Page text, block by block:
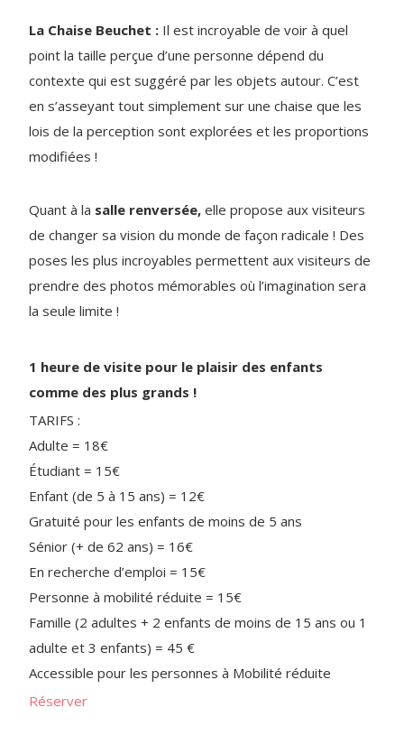
La Chaise Beuchet : Il est incroyable de voir à quel
point la taille perçue d’une personne dépend du
contexte qui est suggéré par les objets autour. C’est
en s’asseyant tout simplement sur une chaise que les
lois de la perception sont explorées et les proportions
modifiées !
Quant à la salle renversée, elle propose aux visiteurs
de changer sa vision du monde de façon radicale ! Des
poses les plus incroyables permettent aux visiteurs de
prendre des photos mémorables où l’imagination sera
la seule limite !
1 heure de visite pour le plaisir des enfants
comme des plus grands !
TARIFS :
Adulte = 18€
Étudiant = 15€
Enfant (de 5 à 15 ans) = 12€
Gratuité pour les enfants de moins de 5 ans
Sénior (+ de 62 ans) = 16€
En recherche d’emploi = 15€
Personne à mobilité réduite = 15€
Famille (2 adultes + 2 enfants de moins de 15 ans ou 1
adulte et 3 enfants) = 45 €
Accessible pour les personnes à Mobilité réduite
Réserver